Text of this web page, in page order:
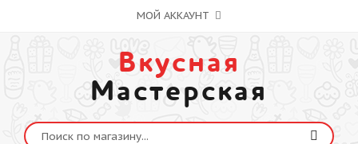
МОЙ АККАУНТ
Вкусная
Мастерская